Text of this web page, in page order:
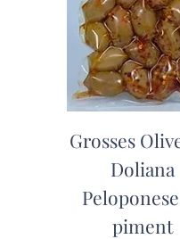
Grosses
Doliana
piment